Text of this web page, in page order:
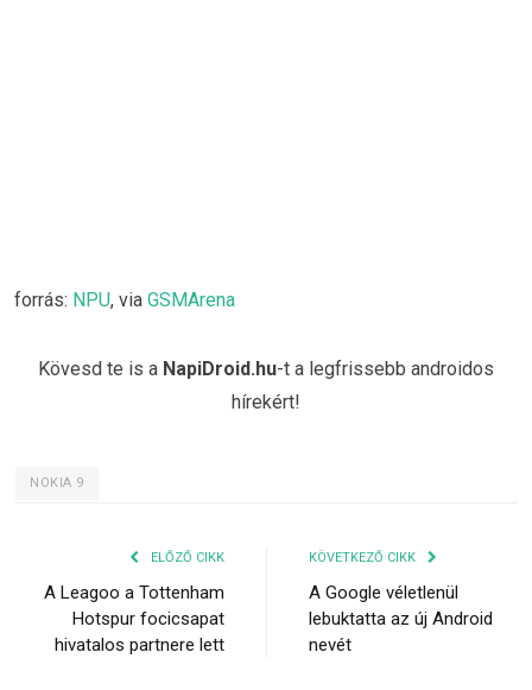
forrás: NPU, via GSMArena
Kövesd te is a NapiDroid.hu-t a legfrissebb androidos
hírekért!
NOKIA 9
ELŐZŐ CIKK
A Leagoo a Tottenham
Hotspur focicsapat
hivatalos partnere lett
KÖVETKEZŐ CIKK
A Google véletlenül
lebuktatta az új Android
nevét